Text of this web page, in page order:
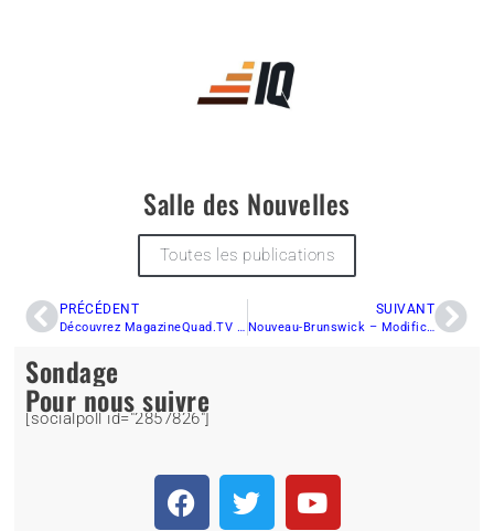
Salle des Nouvelles
Toutes les publications
PRÉCÉDENT
Découvrez MagazineQuad.TV – Le rendez-vous des quadistes
SUIVANT
Nouveau-Brunswick – Modifications à la Loi des VHR
Sondage
[socialpoll id="2857826"]
Pour nous suivre